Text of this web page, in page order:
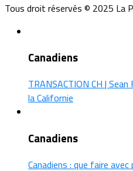
Tous droit réservés © 2025 La
Canadiens
TRANSACTION CH |
la Californie
Canadiens
Canadiens : que faire